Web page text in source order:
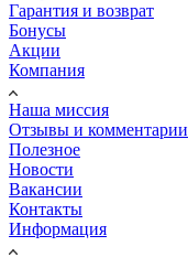
Гарантия и возврат
Бонусы
Акции
Компания
Наша миссия
Отзывы и комментарии
Полезное
Новости
Вакансии
Контакты
Информация